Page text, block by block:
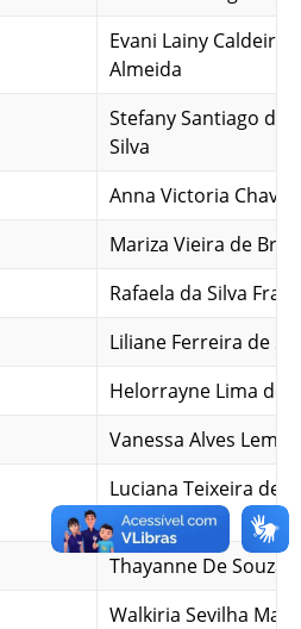
Evani Lainy Caldeira
Almeida
Stefany Santiago de
Silva
Anna Victoria
Mariza Vieira de Brito
Rafaela da Silva
Liliane Ferreira de
Helorrayne Lima de
Vanessa Alves Lemes
Luciana Teixeira de
Silva
Thayanne De Souza
Walkiria Sevilha